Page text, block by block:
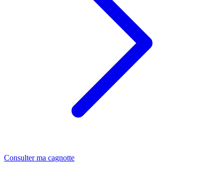
Consulter ma cagnotte